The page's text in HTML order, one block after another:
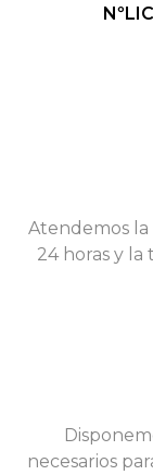
Atendemos
24 horas y
necesarios